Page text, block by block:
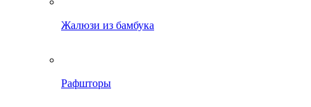
Жалюзи из бамбука
Рафшторы